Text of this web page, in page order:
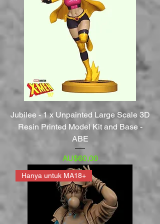
Jubilee - 1 x Unpainted Large Scale 3D
Resin Printed Model Kit and Base -
ABE
Harga
AU$60,00
Hanya untuk MA18+